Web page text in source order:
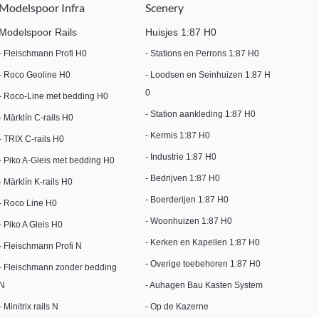
Modelspoor Infra
Modelspoor Rails
Fleischmann Profi H0
Roco Geoline H0
Roco-Line met bedding H0
Märklín C-rails H0
TRIX C-rails H0
Piko A-Gleis met bedding H0
Märklín K-rails H0
Roco Line H0
Piko A Gleis H0
Fleischmann Profi N
Fleischmann zonder bedding
N
Minitrix rails N
Scenery
Huisjes 1:87 H0
- Stations en Perrons 1:87 H0
- Loodsen en Seinhuizen 1:87 H
0
- Station aankleding 1:87 H0
- Kermis 1:87 H0
- Industrie 1:87 H0
- Bedrijven 1:87 H0
- Boerderijen 1:87 H0
- Woonhuizen 1:87 H0
- Kerken en Kapellen 1:87 H0
- Overige toebehoren 1:87 H0
- Auhagen Bau Kasten System
- Op de Kazerne